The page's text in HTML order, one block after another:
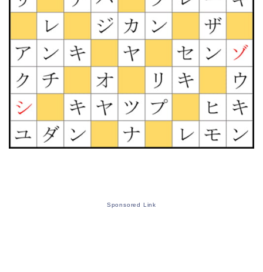
Sponsored Link